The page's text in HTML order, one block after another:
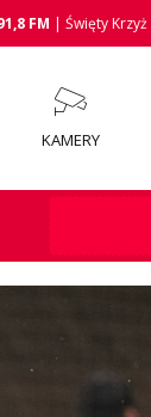
FM | Święty Krzyż
KAMERY